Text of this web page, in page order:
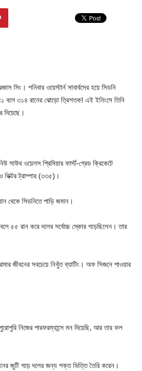
সিং। শনিবার ওয়েস্টার্ন সাবার্বসের হয়ে সিডনি
বলে ৩১৪ রানের ঝোড়ো ত্রিশতক! এই ইনিংসে তিনি
সাউথ ওয়েলস প্রিমিয়ার ফার্স্ট-গ্রেড ক্রিকেটে
ট্রাম্পার (৩৩৫)।
থেকে সিডনিতে পাড়ি জমান।
৫৫ রান করে দলের সর্বোচ্চ স্কোর গড়েছিলেন। তার
জীবনের সবচেয়ে নিখুঁত ব্যাটিং। অফ সিজনে পাওয়ার
নিজের পারফরম্যান্সে মন দিয়েছি, আর তার ফল
জুটি গড়ে দলের জন্য শক্ত ভিত্তি তৈরি করেন।